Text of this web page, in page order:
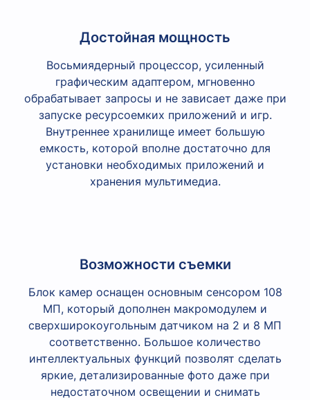
Достойная мощность
Восьмиядерный процессор, усиленный
графическим адаптером, мгновенно
обрабатывает запросы и не зависает даже при
запуске ресурсоемких приложений и игр.
Внутреннее хранилище имеет большую
емкость, которой вполне достаточно для
установки необходимых приложений и
хранения мультимедиа.
Возможности съемки
Блок камер оснащен основным сенсором 108
МП, который дополнен макромодулем и
сверхширокоугольным датчиком на 2 и 8 МП
соответственно. Большое количество
интеллектуальных функций позволят сделать
яркие, детализированные фото даже при
недостаточном освещении и снимать